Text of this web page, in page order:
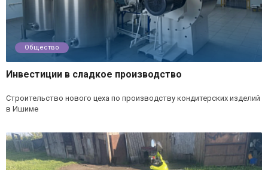
Общество
Инвестиции в сладкое производство
Строительство нового цеха по производству кондитерских изделий
в Ишиме